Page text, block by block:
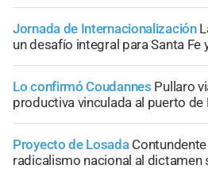
Jornada de Internacionalización
un desafío integral para Santa Fe
Lo confirmó Coudannes Pullaro
productiva vinculada al puerto de
Proyecto de Losada
radicalismo nacional al dictamen